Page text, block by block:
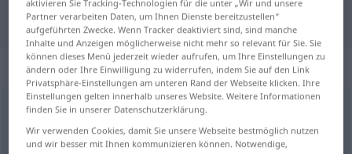
"provesti" Deutsch Übersetzung
„provesti“
provesti <-edem;-eo, -ela;-veden>(
Übersicht aller Übersetzungen
aktivieren Sie Tracking-Technologien für die unter „Wir und unsere
Partner verarbeiten Daten, um Ihnen Dienste bereitzustellen“
aufgeführten Zwecke. Wenn Tracker deaktiviert sind, sind manche
Inhalte und Anzeigen möglicherweise nicht mehr so relevant für Sie. Sie
können dieses Menü jederzeit wieder aufrufen, um Ihre Einstellungen zu
ändern oder Ihre Einwilligung zu widerrufen, indem Sie auf den Link
Privatsphäre-Einstellungen am unteren Rand der Webseite klicken. Ihre
Einstellungen gelten innerhalb unseres Website. Weitere Informationen
finden Sie in unserer Datenschutzerklärung.
Wir verwenden Cookies, damit Sie unsere Webseite bestmöglich nutzen
und wir besser mit Ihnen kommunizieren können. Notwendige,